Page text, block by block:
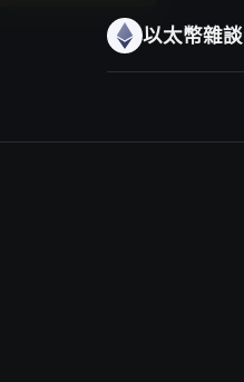
以太幣雜談